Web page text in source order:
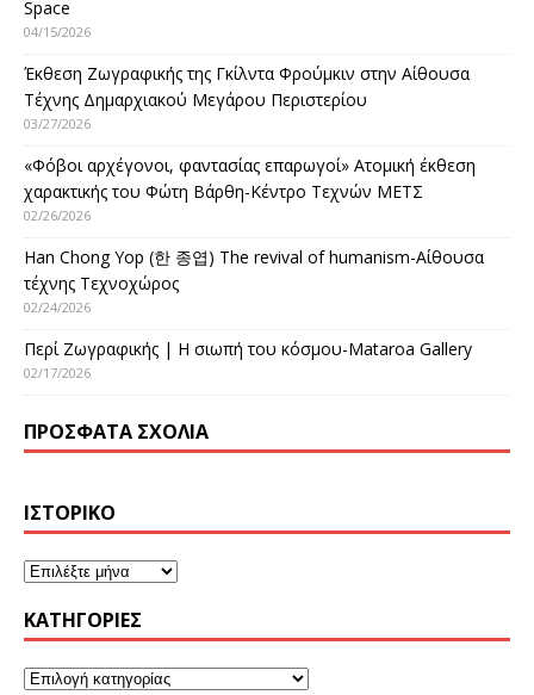
Space
04/15/2026
Έκθεση Ζωγραφικής της Γκίλντα Φρούμκιν στην Αίθουσα
Τέχνης Δημαρχιακού Μεγάρου Περιστερίου
03/27/2026
«Φόβοι αρχέγονοι, φαντασίας επαρωγοί» Ατομική έκθεση
χαρακτικής του Φώτη Βάρθη-Κέντρο Τεχνών ΜΕΤΣ
02/26/2026
Han Chong Yop (한 종엽) The revival of humanism-Αίθουσα
τέχνης Τεχνοχώρος
02/24/2026
Περί Ζωγραφικής | Η σιωπή του κόσμου-Mataroa Gallery
02/17/2026
ΠΡΌΣΦΑΤΑ ΣΧΌΛΙΑ
ΙΣΤΟΡΙΚΌ
KΑΤΗΓΟΡΊΕΣ